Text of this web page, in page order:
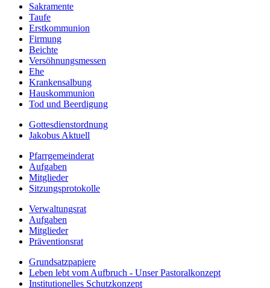
Sakramente
Taufe
Erstkommunion
Firmung
Beichte
Versöhnungsmessen
Ehe
Krankensalbung
Hauskommunion
Tod und Beerdigung
Gottesdienstordnung
Jakobus Aktuell
Pfarrgemeinderat
Aufgaben
Mitglieder
Sitzungsprotokolle
Verwaltungsrat
Aufgaben
Mitglieder
Präventionsrat
Grundsatzpapiere
Leben lebt vom Aufbruch - Unser Pastoralkonzept
Institutionelles Schutzkonzept